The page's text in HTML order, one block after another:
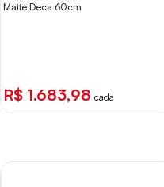
Matte Deca 60cm
R$ 1.683,98 cada